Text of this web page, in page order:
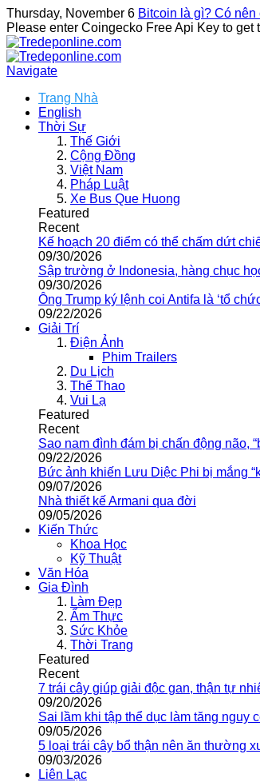
Thursday, November 6 Bitcoin là gì? Có
Please enter Coingecko Free Api Key to get
Navigate
Trang Nhà
English
Thời Sự
Thế Giới
Cộng Đồng
Việt Nam
Pháp Luật
Xe Bus Que Huong
Featured
Recent
Kế hoạch 20 điểm có thể chấm dứt
09/30/2026
Sập trường ở Indonesia, hàng chục
09/30/2026
Ông Trump ký lệnh coi Antifa là ‘tổ
09/22/2026
Giải Trí
Điện Ảnh
Phim Trailers
Du Lịch
Thể Thao
Vui Lạ
Featured
Recent
Sao nam đình đám bị chấn động não,
09/22/2026
Bức ảnh khiến Lưu Diệc Phi bị mắng
09/07/2026
Nhà thiết kế Armani qua đời
09/05/2026
Kiến Thức
Khoa Học
Kỹ Thuật
Văn Hóa
Gia Đình
Làm Đẹp
Ẩm Thực
Sức Khỏe
Thời Trang
Featured
Recent
7 trái cây giúp giải độc gan, thận tự
09/20/2026
Sai lầm khi tập thể dục làm tăng nguy
09/05/2026
5 loại trái cây bổ thận nên ăn thường
09/03/2026
Liên Lạc